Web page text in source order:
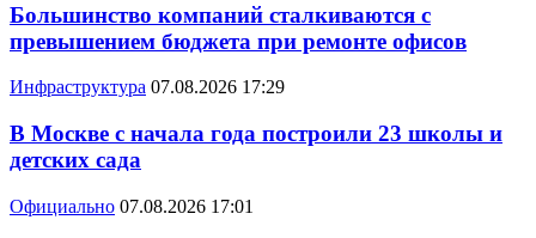
Большинство компаний сталкиваются с
превышением бюджета при ремонте офисов
Инфраструктура 07.08.2026 17:29
В Москве с начала года построили 23 школы и
детских сада
Официально 07.08.2026 17:01